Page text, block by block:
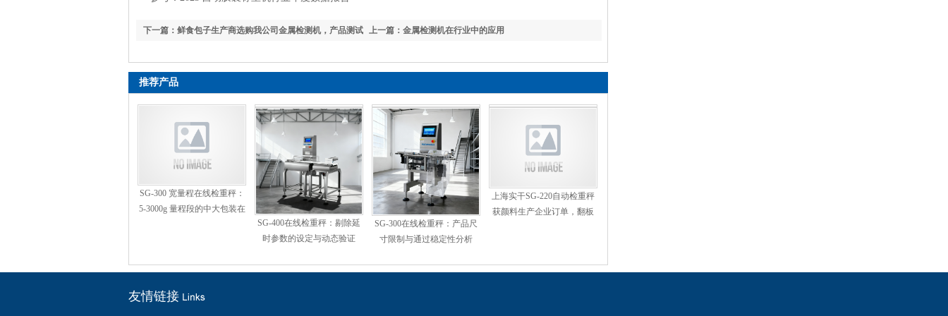
上一篇：金属检测机在行业中的应用
下一篇：鲜食包子生产商选购我公司金属检测机，产品测试
推荐产品
SG-300 宽量程在线检重秤：
5-3000g 量程段的中大包装在
SG-400在线检重秤：剔除延
时参数的设定与动态验证
SG-300在线检重秤：产品尺
寸限制与通过稳定性分析
上海实干SG-220自动检重秤
获颜料生产企业订单，翻板
友情链接